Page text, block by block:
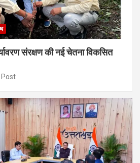
संरक्षण की नई चेतना विकसित
Post